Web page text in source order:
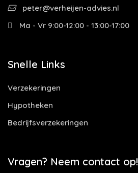
peter@verheijen-advies.nl
Ma - Vr 9:00-12:00 - 13:00-17:00
Snelle Links
Verzekeringen
Hypotheken
Bedrijfsverzekeringen
Vragen? Neem contact op!